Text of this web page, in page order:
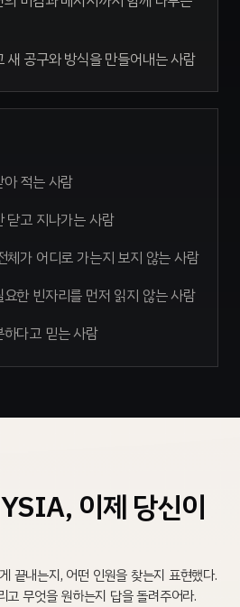
새 공구와 방식을 만들어내는 사람
적는 사람
닫고 지나가는 사람
체가 어디로 가는지 보지 않는 사람
한 빈자리를 먼저 읽지 않는 사람
다고 믿는 사람
이제 당신이
끝내는지, 어떤 인원을 찾는지 표현했다.
고 무엇을 원하는지 답을 돌려주어라.